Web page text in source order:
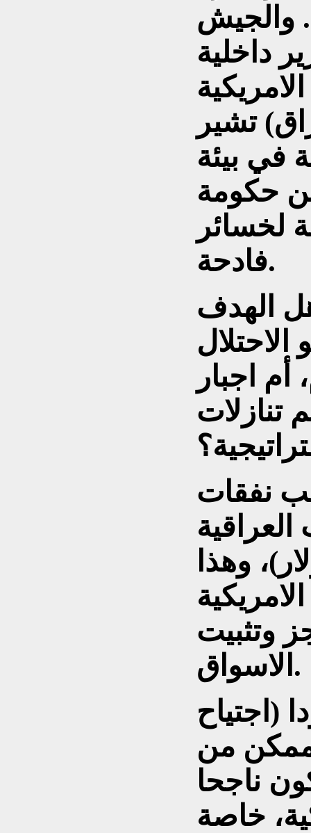
والجيش
داخلية
تشير
في بيئة
حكومة
لخسائر
فادحة.
الهدف
الاحتلال
أم اجبار
تنازلات
نفقات
وهذا
وتثبيت
الاسواق.
(اجتياح
ممكن من
ناجحا
خاصة